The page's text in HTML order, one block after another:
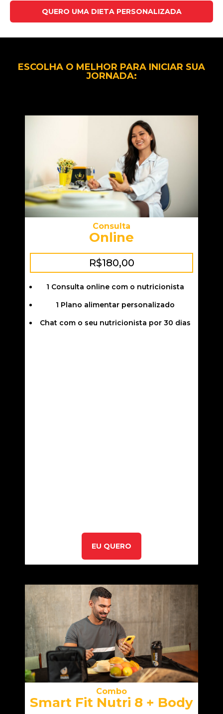
QUERO UMA DIETA PERSONALIZADA
ESCOLHA O MELHOR PARA INICIAR SUA
JORNADA:
Consulta
Online
R$180,00
1 Consulta online com o nutricionista
1 Plano alimentar personalizado
Chat com o seu nutricionista por 30 dias
EU QUERO
Combo
Smart Fit Nutri 8 + Body